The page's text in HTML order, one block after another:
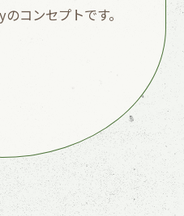
コンセプトです。